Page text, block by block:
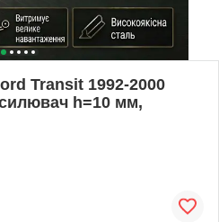
Transit 1992-2000
h=10 мм,